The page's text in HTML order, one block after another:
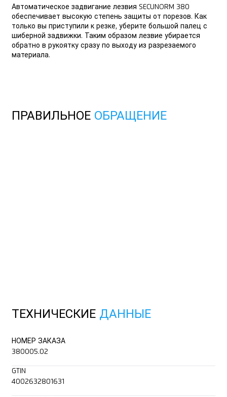
Автоматическое задвигание лезвия SECUNORM 380
обеспечивает высокую степень защиты от порезов. Как
только вы приступили к резке, уберите большой палец с
шиберной задвижки. Таким образом лезвие убирается
обратно в рукоятку сразу по выходу из разрезаемого
материала.
ПРАВИЛЬНОЕ ОБРАЩЕНИЕ
ТЕХНИЧЕСКИЕ ДАННЫЕ
НОМЕР ЗАКАЗА
380005.02
GTIN
4002632801631